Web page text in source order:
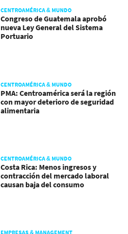
CENTROAMÉRICA & MUNDO
Congreso de Guatemala aprobó
nueva Ley General del Sistema
Portuario
CENTROAMÉRICA & MUNDO
PMA: Centroamérica será la región
con mayor deterioro de seguridad
alimentaria
CENTROAMÉRICA & MUNDO
Costa Rica: Menos ingresos y
contracción del mercado laboral
causan baja del consumo
EMPRESAS & MANAGEMENT